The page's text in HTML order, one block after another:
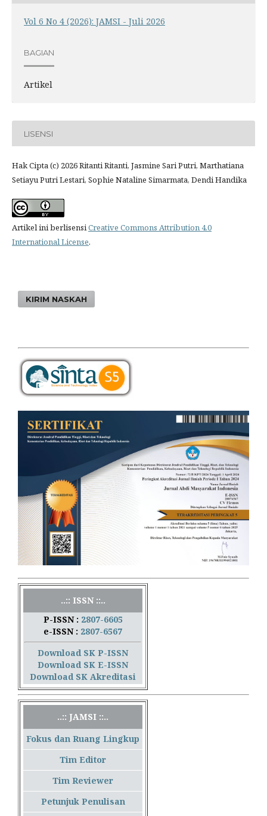
Vol 6 No 4 (2026): JAMSI - Juli 2026
BAGIAN
Artikel
LISENSI
Hak Cipta (c) 2026 Ritanti Ritanti, Jasmine Sari Putri, Marthatiana
Setiayu Putri Lestari, Sophie Nataline Simarmata, Dendi Handika
Artikel ini berlisensiCreative Commons Attribution 4.0
International License.
KIRIM NASKAH
..:: ISSN ::..
P-ISSN : 2807-6605
e-ISSN : 2807-6567
Download SK P-ISSN
Download SK E-ISSN
Download SK Akreditasi
..:: JAMSI ::..
Fokus dan Ruang Lingkup
Tim Editor
Tim Reviewer
Petunjuk Penulisan